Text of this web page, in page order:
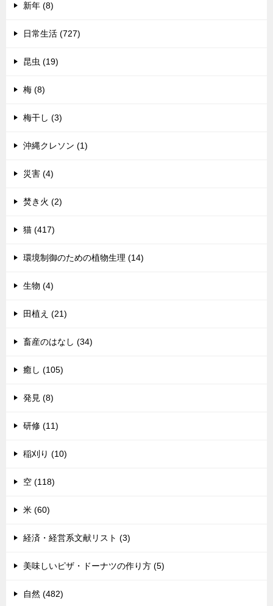
新年 (8)
日常生活 (727)
昆虫 (19)
梅 (8)
梅干し (3)
沖縄クレソン (1)
災害 (4)
焚き火 (2)
猫 (417)
環境制御のための植物生理 (14)
生物 (4)
田植え (21)
畜産のはなし (34)
癒し (105)
発見 (8)
研修 (11)
稲刈り (10)
空 (118)
米 (60)
経済・経営系文献リスト (3)
美味しいピザ・ドーナツの作り方 (5)
自然 (482)